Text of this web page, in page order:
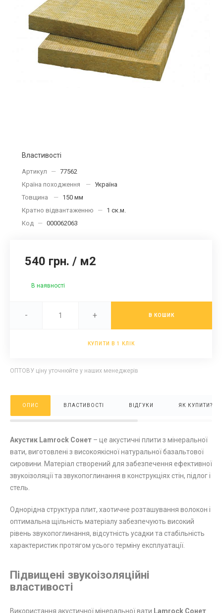
Властивості
Артикул — 77562
Країна походження
— Україна
Товщина
— 150 мм
Кратно відвантаженню
— 1 ск.м.
Код — 000062063
540 грн. / м2
В наявності
- + В КОШИК
КУПИТИ В 1 КЛІК
ОПТОВУ ціну уточнюйте у наших менеджерів
ОПИС ВЛАСТИВОСТІ ВІДГУКИ ЯК КУПИТИ?
Акустик Lamrock Сонет – це акустичні плити з мінеральної
вати, виготовлені з високоякісної натуральної базальтової
сировини. Матеріал створений для забезпечення ефективної
звукоізоляції та звукопоглинання в конструкціях стін, підлог і
стель.
Однорідна структура плит, хаотичне розташування волокон і
оптимальна щільність матеріалу забезпечують високий
рівень звукопоглинання, відсутність усадки та стабільність
характеристик протягом усього терміну експлуатації.
Підвищені звукоізоляційні
властивості
Використання акустичної мінеральної вати Lamrock Сонет